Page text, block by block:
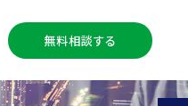
無料相談する